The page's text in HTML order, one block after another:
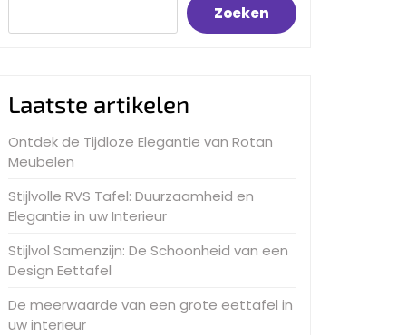
Zoeken
Laatste artikelen
Ontdek de Tijdloze Elegantie van Rotan
Meubelen
Stijlvolle RVS Tafel: Duurzaamheid en
Elegantie in uw Interieur
Stijlvol Samenzijn: De Schoonheid van een
Design Eettafel
De meerwaarde van een grote eettafel in
uw interieur